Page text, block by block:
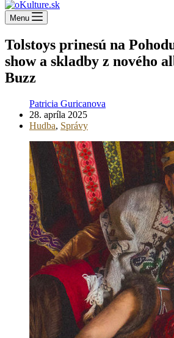
Menu
Tolstoys prinesú na
show a skladby z nového
Buzz
Patricia Guricanova
28. apríla 2025
Hudba, Správy